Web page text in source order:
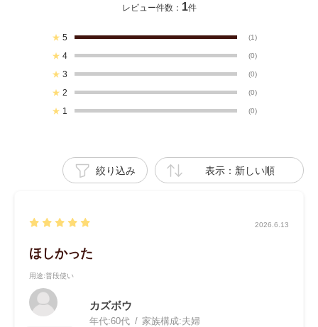
レビュー件数： 1件
★ 5 (1)
★ 4 (0)
★ 3 (0)
★ 2 (0)
★ 1 (0)
絞り込み 表示：新しい順
2026.6.13
ほしかった
用途:普段使い
カズボウ
年代:60代 家族構成:夫婦